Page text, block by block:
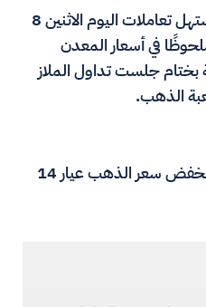
شهدت محلات الصاغة في مستهل تعاملات اليوم الاثنين 8
ملحوظًا في أسعار المعدن
مقارنة بختام جلست تداول الملاز
الذهب.
وفقًا لبيانات شعبة الذهب، انخفض سعر الذهب عيار 14